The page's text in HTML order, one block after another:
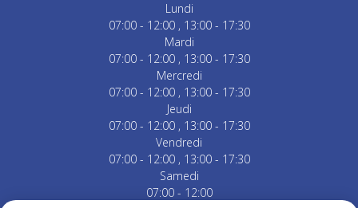
Lundi
07:00 - 12:00
13:00 - 17:30
Mardi
07:00 - 12:00
13:00 - 17:30
Mercredi
07:00 - 12:00
13:00 - 17:30
Jeudi
07:00 - 12:00
13:00 - 17:30
Vendredi
07:00 - 12:00
13:00 - 17:30
Samedi
07:00 - 12:00